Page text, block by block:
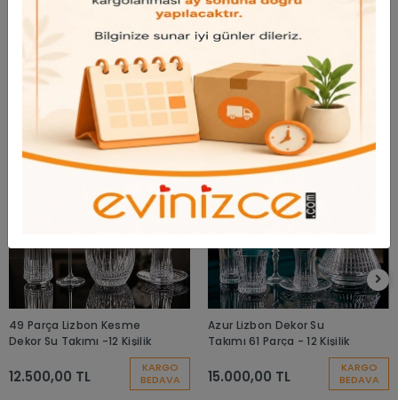
Yorum Yap
Benzer Ürünler
Bu ürünü inceleyen kullanıcılar bunlara da baktı
KARGO
BEDAVA
49 Parça Lizbon Kesme
Dekor Su Takımı -12 Kişilik
12.500,00 TL
KARGO
BEDAVA
Azur Lizbon Dekor Su
Takımı 61 Parça - 12 Kişilik
15.000,00 TL